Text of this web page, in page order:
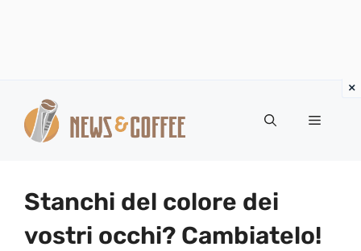
contenuto
Menu
Stanchi del colore dei
vostri occhi? Cambiatelo!